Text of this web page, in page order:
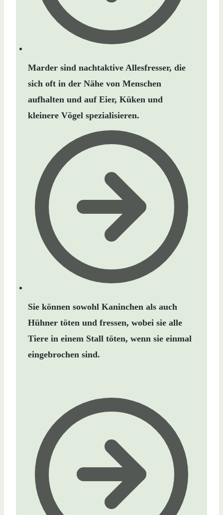
Marder sind nachtaktive Allesfresser, die
sich oft in der Nähe von Menschen
aufhalten und auf Eier, Küken und
kleinere Vögel spezialisieren.
Sie können sowohl Kaninchen als auch
Hühner töten und fressen, wobei sie alle
Tiere in einem Stall töten, wenn sie einmal
eingebrochen sind.